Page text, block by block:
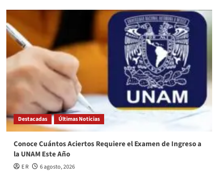
Destacadas Últimas Noticias
Conoce Cuántos Aciertos Requiere el Examen de Ingreso a
la UNAM Este Año
E R 6 agosto, 2026